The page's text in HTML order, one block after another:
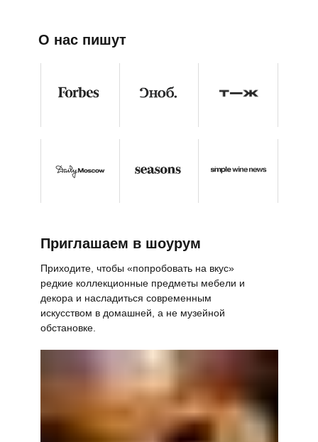
Приглашаем в шоурум
О нас пишут
Приходите, чтобы «попробовать на вкус»
редкие коллекционные предметы мебели и
декора и насладиться современным
искусством в домашней, а не музейной
обстановке.